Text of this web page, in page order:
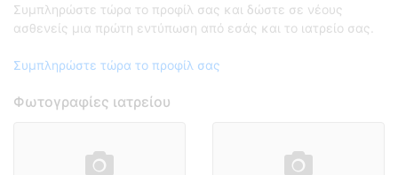
Συμπληρώστε τώρα το προφίλ σας και δώστε σε νέους
ασθενείς μια πρώτη εντύπωση από εσάς και το ιατρείο σας.
Συμπληρώστε τώρα το προφίλ σας
Φωτογραφίες ιατρείου